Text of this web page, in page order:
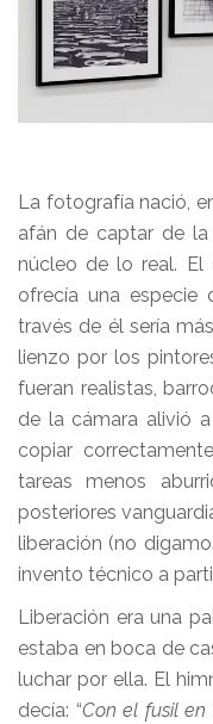
La fotografía nació,
afán de captar de
núcleo de lo real. El
ofrecía una
través de él sería
lienzo por los
fueran realistas,
de la cámara alivió
copiar
tareas menos
posteriores
liberación (no
invento técnico a
Liberación era una
estaba en boca de
luchar por ella. El
decía: “Con el fusil